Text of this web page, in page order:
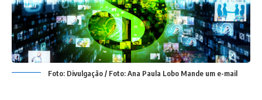
Foto: Divulgação / Foto: Ana Paula Lobo Mande um e-mail